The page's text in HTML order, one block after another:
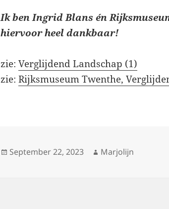
Ik ben Ingrid Blans én
hiervoorheel dankbaar!
zie:Verglijdend Landschap (1)
zie:Rijksmuseum Twenthe,
Posted
September 22, 2023 Author
Marjolijn